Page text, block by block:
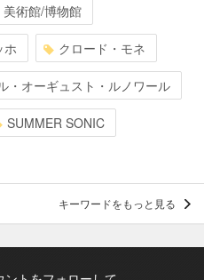
美術館/博物館
ホ クロード・モネ
・オーギュスト・ルノワール
SUMMER SONIC
キーワードをもっと見る